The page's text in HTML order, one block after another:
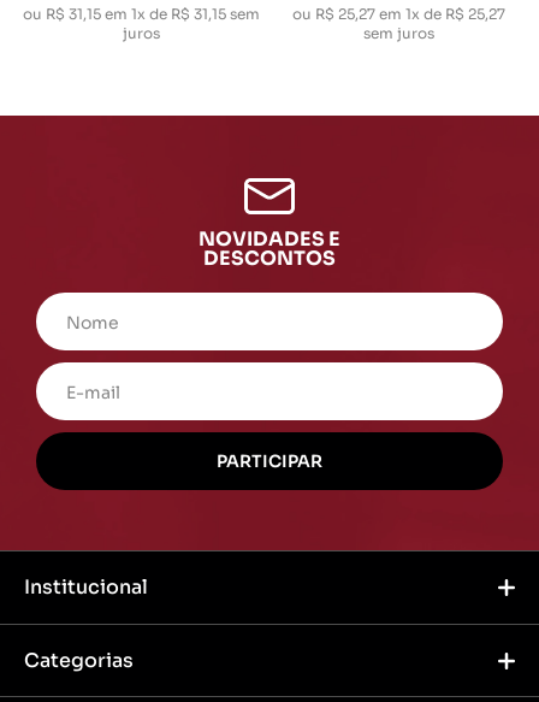
ou R$ 31,15em 1x de R$ 31,15 sem
juros
ou R$ 25,27em 1x de R$ 25,27
sem juros
NOVIDADES E
DESCONTOS
Institucional
Categorias